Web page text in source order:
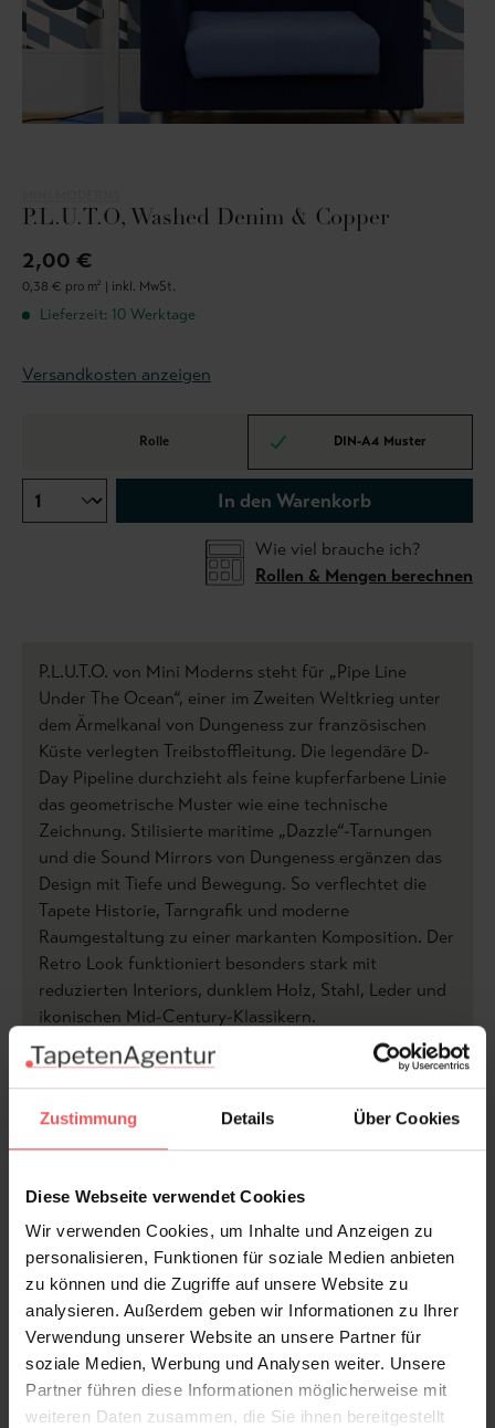
Zustimmung Details Über Cookies
Diese Webseite verwendet Cookies
Wir verwenden Cookies, um Inhalte und Anzeigen zu
personalisieren, Funktionen für soziale Medien anbieten
zu können und die Zugriffe auf unsere Website zu
analysieren. Außerdem geben wir Informationen zu Ihrer
Verwendung unserer Website an unsere Partner für
soziale Medien, Werbung und Analysen weiter. Unsere
Partner führen diese Informationen möglicherweise mit
weiteren Daten zusammen, die Sie ihnen bereitgestellt
P.L.U.T.O, Washed Denim & Copper
2,00 €
0,38 € pro m² | inkl. MwSt.
Lieferzeit: 10 Werktage
Versandkosten anzeigen
Rolle DIN-A4 Muster
In den Warenkorb
Wie viel brauche ich?
Rollen & Mengen berechnen
P.L.U.T.O. von Mini Moderns steht für „Pipe Line
Under The Ocean“, einer im Zweiten Weltkrieg unter
dem Ärmelkanal von Dungeness zur französischen
Küste verlegten Treibstoffleitung. Die legendäre D-
Day Pipeline durchzieht als feine kupferfarbene Linie
das geometrische Muster wie eine technische
Zeichnung. Stilisierte maritime „Dazzle“-Tarnungen
und die Sound Mirrors von Dungeness ergänzen das
Design mit Tiefe und Bewegung. So verflechtet die
Tapete Historie, Tarngrafik und moderne
Raumgestaltung zu einer markanten Komposition. Der
Retro Look funktioniert besonders stark mit
reduzierten Interiors, dunklem Holz, Stahl, Leder und
ikonischen Mid-Century-Klassikern.
Produktdetails
Versand & Zahlung
Bewertungen
FAQ Teilen!